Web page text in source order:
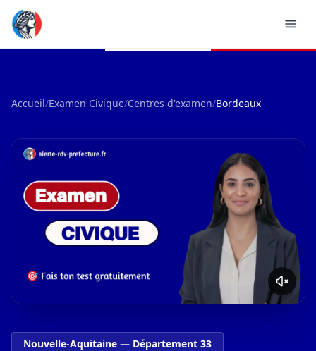
Accueil/Examen Civique/Centres d'examen/Bordeaux
Nouvelle-Aquitaine — Département 33